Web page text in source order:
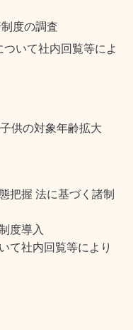
度の調査
いて社内回覧等によ
供の対象年齢拡大
把握 法に基づく諸制
度導入
て社内回覧等により